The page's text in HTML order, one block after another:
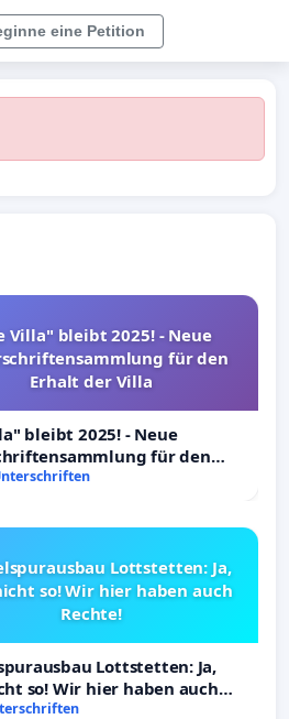
eine Petition
Villa" bleibt 2025! - Neue
für den
Erhalt der Villa
bleibt 2025! - Neue
für den
Villa
Lottstetten: Ja,
so! Wir hier haben auch
Rechte!
Lottstetten: Ja,
so! Wir hier haben auch